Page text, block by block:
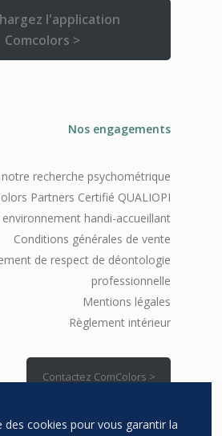
des cookies pour vous garantir la
l'application
Comcolors >
Nos engagements
recherche psychométrique
Partners Certifié QUALIOPI
environnement handi-accueillant
Conditions générales de vente
de respect de déontologie
professionnelle
Mentions légales
Règlement intérieur
Contactez ComColors >